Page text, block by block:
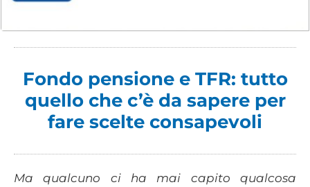
Fondo pensione e TFR: tutto
quello che c’è da sapere per
fare scelte consapevoli
Ma qualcuno ci ha mai capito qualcosa